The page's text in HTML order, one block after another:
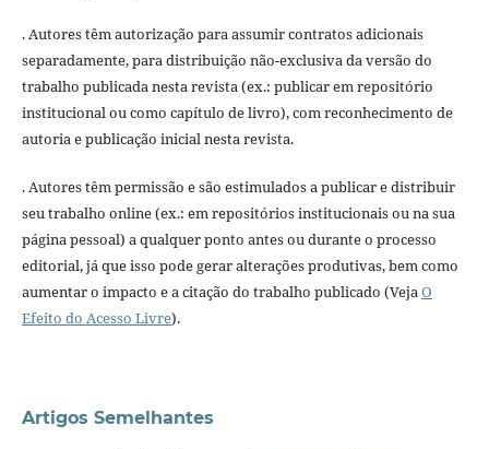
. Autores têm autorização para assumir contratos adicionais
separadamente, para distribuição não-exclusiva da versão do
trabalho publicada nesta revista (ex.: publicar em repositório
institucional ou como capítulo de livro), com reconhecimento de
autoria e publicação inicial nesta revista.
. Autores têm permissão e são estimulados a publicar e distribuir
seu trabalho online (ex.: em repositórios institucionais ou na sua
página pessoal) a qualquer ponto antes ou durante o processo
editorial, já que isso pode gerar alterações produtivas, bem como
aumentar o impacto e a citação do trabalho publicado (Veja O
Efeito do Acesso Livre).
Artigos Semelhantes